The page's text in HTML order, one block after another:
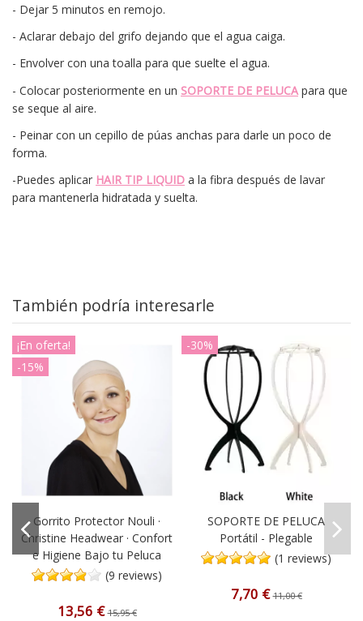
- Dejar 5 minutos en remojo.
- Aclarar debajo del grifo dejando que el agua caiga.
- Envolver con una toalla para que suelte el agua.
- Colocar posteriormente en un SOPORTE DE PELUCA para que
se seque al aire.
- Peinar con un cepillo de púas anchas para darle un poco de
forma.
-Puedes aplicar HAIR TIP LIQUID a la fibra después de lavar
para mantenerla hidratada y suelta.
También podría interesarle
¡En oferta!
-15%
Gorrito Protector Nouli ·
Christine Headwear · Confort
e Higiene Bajo tu Peluca
(9 reviews)
13,56 €15,95 €
-30%
SOPORTE DE PELUCA
Portátil - Plegable
(1 reviews)
7,70 €11,00 €